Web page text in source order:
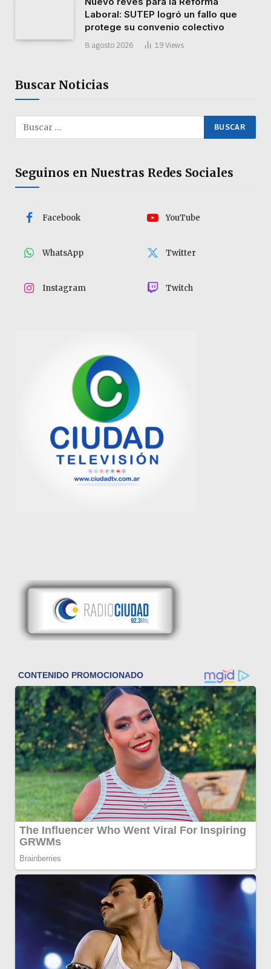
Laboral: SUTEP logró un fallo que
protege su convenio colectivo
8 agosto 2026 19 Views
Buscar Noticias
Seguinos en Nuestras Redes Sociales
Facebook YouTube
WhatsApp Twitter
Instagram Twitch